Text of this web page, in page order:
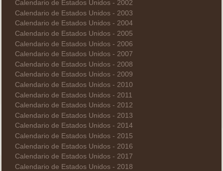
Calendario de Estados Unidos - 2002
Calendario de Estados Unidos - 2003
Calendario de Estados Unidos - 2004
Calendario de Estados Unidos - 2005
Calendario de Estados Unidos - 2006
Calendario de Estados Unidos - 2007
Calendario de Estados Unidos - 2008
Calendario de Estados Unidos - 2009
Calendario de Estados Unidos - 2010
Calendario de Estados Unidos - 2011
Calendario de Estados Unidos - 2012
Calendario de Estados Unidos - 2013
Calendario de Estados Unidos - 2014
Calendario de Estados Unidos - 2015
Calendario de Estados Unidos - 2016
Calendario de Estados Unidos - 2017
Calendario de Estados Unidos - 2018